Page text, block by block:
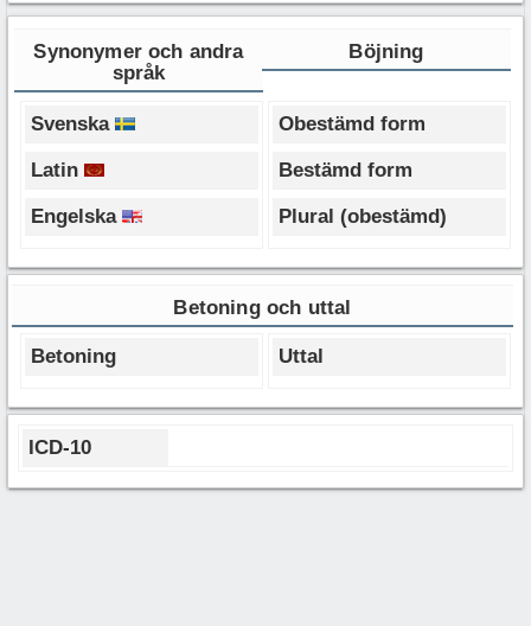
Synonymer och andra
språk
Böjning
Svenska
Latin
Engelska
Obestämd form
Bestämd form
Plural (obestämd)
Betoning och uttal
Betoning Uttal
ICD-10